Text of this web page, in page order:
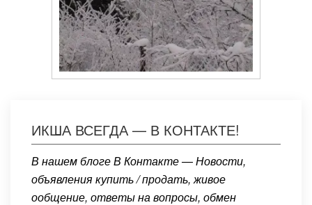
ИКША ВСЕГДА — В КОНТАКТЕ!
В нашем блоге В Контакте — Новости,
объявления купить / продать, живое
ообщение, ответы на вопросы, обмен